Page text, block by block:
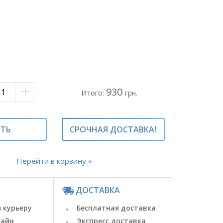
бумага
Итого: 930 грн.
СРОЧНАЯ ДОСТАВКА!
Перейти в корзину »
ДОСТАВКА
Бесплатная доставка
Экспресс доставка